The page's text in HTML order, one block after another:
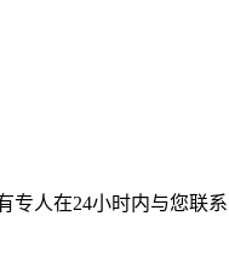
专人在24小时内与您联系